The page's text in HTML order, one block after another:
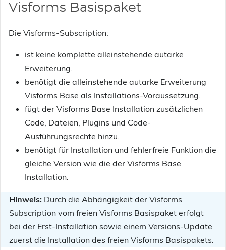
Visforms Basispaket
Die Visforms-Subscription:
ist keine komplette alleinstehende autarke
Erweiterung.
benötigt die alleinstehende autarke Erweiterung
Visforms Base als Installations-Voraussetzung.
fügt der Visforms Base Installation zusätzlichen
Code, Dateien, Plugins und Code-
Ausführungsrechte hinzu.
benötigt für Installation und fehlerfreie Funktion die
gleiche Version wie die der Visforms Base
Installation.
Hinweis: Durch die Abhängigkeit der Visforms
Subscription vom freien Visforms Basispaket erfolgt
bei der Erst-Installation sowie einem Versions-Update
zuerst die Installation des freien Visforms Basispakets.